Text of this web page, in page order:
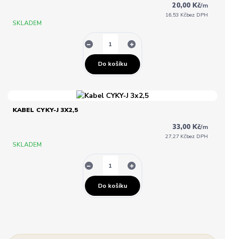
20,00 Kč/m
16,53 Kčbez DPH
SKLADEM
Do košíku
KABEL CYKY-J 3X2,5
33,00 Kč/m
27,27 Kčbez DPH
SKLADEM
Do košíku